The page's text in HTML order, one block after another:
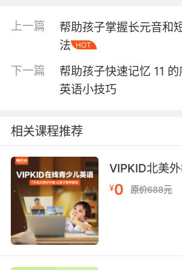
别是关键。可以通过对比的方式
清晰的认知。例如： 形容词性物
过反复对比，孩子可以逐渐理解
替“our + 名词”的。
教学方式往往更有效。可以准
片，让孩子通过观察和描述来练
例如，指着一些玩具说：“These
这样，孩子可以将语言与实际物
深理解。
创造情景对话 情景对话是帮助孩
的有效方法。可以设计一些简单
孩子在互动中练习使用
“Whose book is this?” B: “It’s
上一篇
帮助孩子掌握长元音和
法
HOT
下一篇
帮助孩子快速记忆 11
英语小技巧
相关课程推荐
VIPKID北美
¥0 原价688元